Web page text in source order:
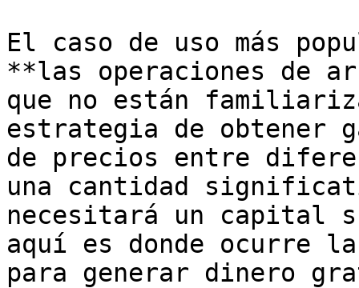
El caso de uso más
**las operaciones de
que no están
estrategia de obtener
de precios entre
una cantidad
necesitará un capital
aquí es donde ocurre
para generar dinero